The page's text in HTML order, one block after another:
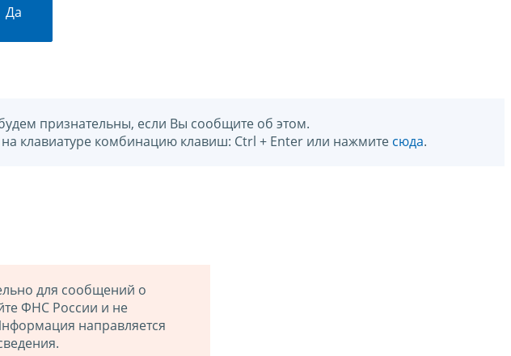
Да
признательны, если Вы сообщите об этом.
клавиатуре комбинацию клавиш: Ctrl + Enter или нажмите сюда.
для сообщений о
ФНС России и не
направляется